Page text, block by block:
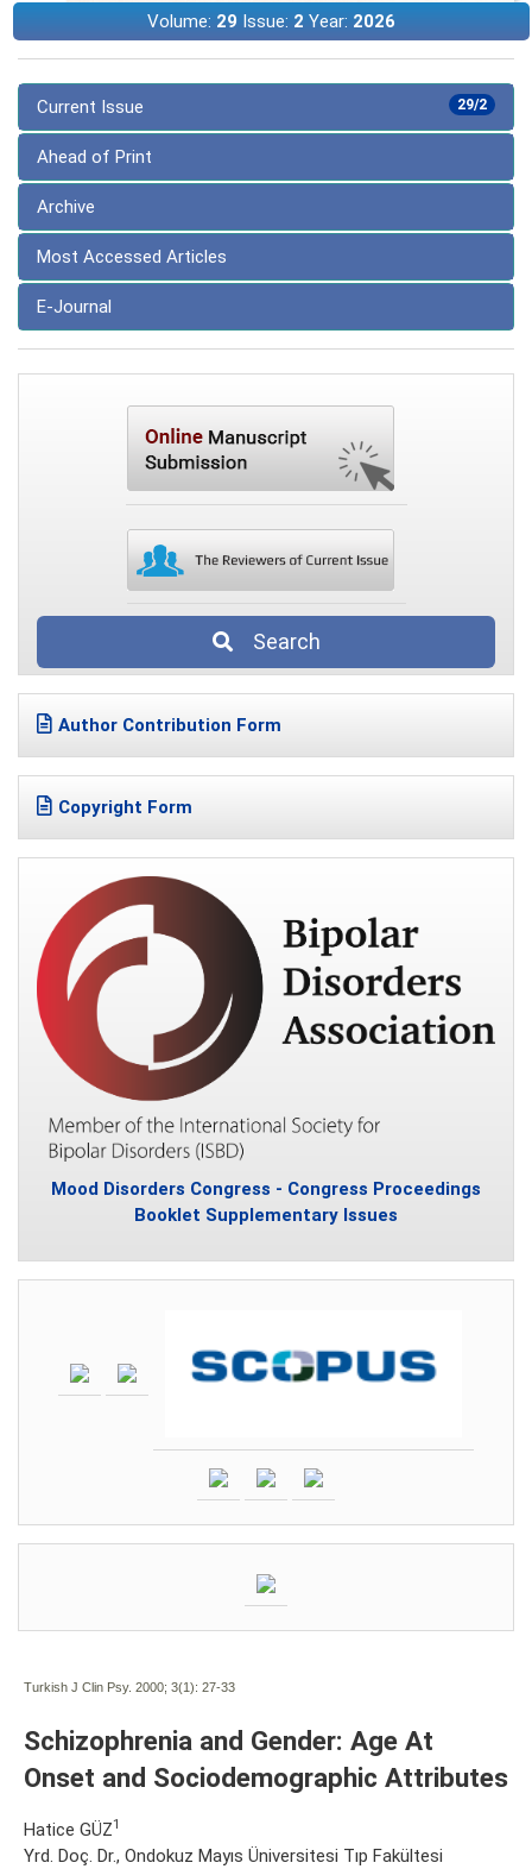
Volume: 29Issue: 2 Year: 2026
29/2
Current Issue
Ahead of Print
Archive
Most Accessed Articles
E-Journal
Search
Author Contribution Form
Copyright Form
Mood Disorders Congress - Congress Proceedings
Booklet Supplementary Issues
Turkish J Clin Psy. 2000; 3(1): 27-33
Schizophrenia and Gender: Age At
Onset and Sociodemographic Attributes
Hatice GÜZ1
Yrd. Doç. Dr., Ondokuz Mayıs Üniversitesi Tıp Fakültesi